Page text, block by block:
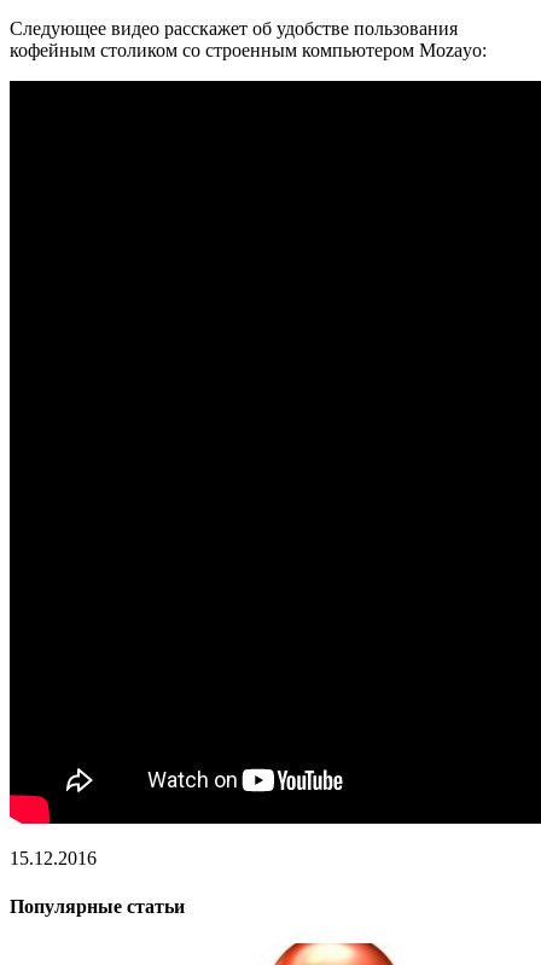
Следующее видео расскажет об удобстве пользования
кофейным столиком со строенным компьютером Mozayo:
15.12.2016
Популярные статьи